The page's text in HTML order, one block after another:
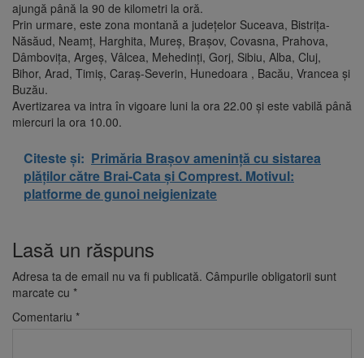
ajungă până la 90 de kilometri la oră.
Prin urmare, este zona montană a judeţelor Suceava, Bistriţa-
Năsăud, Neamţ, Harghita, Mureş, Braşov, Covasna, Prahova,
Dâmboviţa, Argeş, Vâlcea, Mehedinţi, Gorj, Sibiu, Alba, Cluj,
Bihor, Arad, Timiş, Caraş-Severin, Hunedoara , Bacău, Vrancea şi
Buzău.
Avertizarea va intra în vigoare luni la ora 22.00 şi este vabilă până
miercuri la ora 10.00.
Citeste și: Primăria Brașov amenință cu sistarea
plăților către Brai-Cata și Comprest. Motivul:
platforme de gunoi neigienizate
Lasă un răspuns
Adresa ta de email nu va fi publicată. Câmpurile obligatorii sunt
marcate cu *
Comentariu *